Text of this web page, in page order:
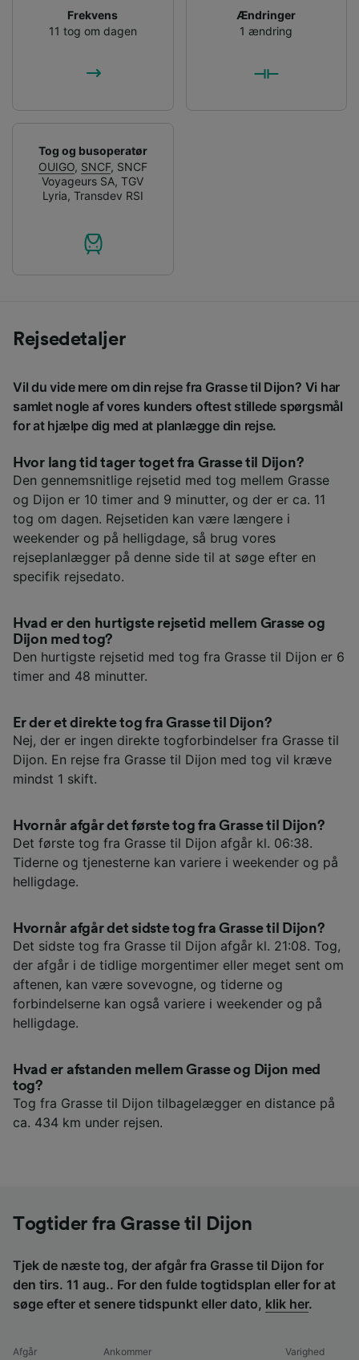
Frekvens
11 tog om dagen
Ændringer
1 ændring
Tog og busoperatør
OUIGO, SNCF, SNCF
Voyageurs SA,TGV
Lyria, Transdev RSI
Rejsedetaljer
Vil du vide mere om din rejse fra Grasse til Dijon? Vi har
samlet nogle af vores kunders oftest stillede spørgsmål
for at hjælpe dig med at planlægge din rejse.
Hvor lang tid tager toget fra Grasse til Dijon?
Den gennemsnitlige rejsetid med tog mellem Grasse
og Dijon er 10 timer and 9 minutter, og der er ca. 11
tog om dagen. Rejsetiden kan være længere i
weekender og på helligdage, så brug vores
rejseplanlægger på denne side til at søge efter en
specifik rejsedato.
Hvad er den hurtigste rejsetid mellem Grasse og
Dijon med tog?
Den hurtigste rejsetid med tog fra Grasse til Dijon er 6
timer and 48 minutter.
Er der et direkte tog fra Grasse til Dijon?
Nej, der er ingen direkte togforbindelser fra Grasse til
Dijon. En rejse fra Grasse til Dijon med tog vil kræve
mindst 1 skift.
Hvornår afgår det første tog fra Grasse til Dijon?
Det første tog fra Grasse til Dijon afgår kl. 06:38.
Tiderne og tjenesterne kan variere i weekender og på
helligdage.
Hvornår afgår det sidste tog fra Grasse til Dijon?
Det sidste tog fra Grasse til Dijon afgår kl. 21:08. Tog,
der afgår i de tidlige morgentimer eller meget sent om
aftenen, kan være sovevogne, og tiderne og
forbindelserne kan også variere i weekender og på
helligdage.
Hvad er afstanden mellem Grasse og Dijon med
tog?
Tog fra Grasse til Dijon tilbagelægger en distance på
ca. 434 km under rejsen.
Togtider fra Grasse til Dijon
Tjek de næste tog, der afgår fra Grasse til Dijon for
den tirs. 11 aug.. For den fulde togtidsplan eller for at
søge efter et senere tidspunkt eller dato, klik her.
Afgår Ankommer Varighed